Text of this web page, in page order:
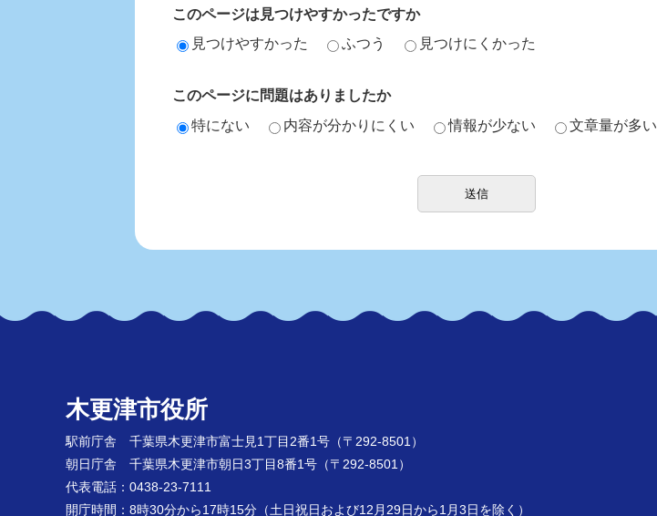
このページは見つけやすかったですか
見つけやすかった
ふつう 見つけにくかった
このページに問題はありましたか
特にない
内容が分かりにくい 情報が少ない 文章量が多い
木更津市役所
駅前庁舎 千葉県木更津市富士見1丁目2番1号 （〒292-8501）
朝日庁舎 千葉県木更津市朝日3丁目8番1号 （〒292-8501）
代表電話：0438-23-7111
開庁時間：8時30分から17時15分（土日祝日および12月29日から1月3日を除く）